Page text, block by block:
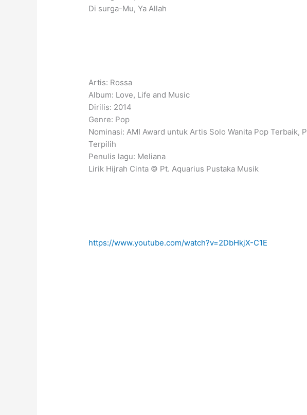
Di surga-Mu, Ya Allah
Artis: Rossa
Album: Love, Life and Music
Dirilis: 2014
Genre: Pop
Nominasi: AMI Award untuk Artis Solo Wanita Pop Terbaik,
Terpilih
Penulis lagu: Meliana
Lirik Hijrah Cinta © Pt. Aquarius Pustaka Musik
https://www.youtube.com/watch?v=2DbHkjX-C1E